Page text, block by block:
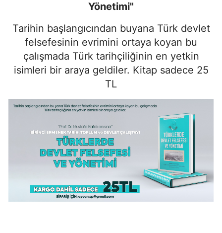
Yönetimi"
Tarihin başlangıcından buyana Türk devlet
felsefesinin evrimini ortaya koyan bu
çalışmada Türk tarihçiliğinin en yetkin
isimleri bir araya geldiler. Kitap sadece 25
TL